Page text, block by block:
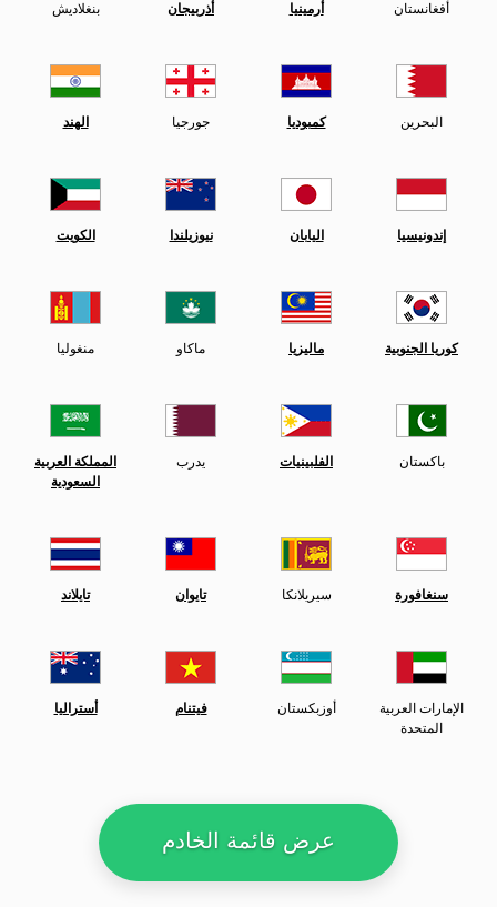
أفغانستان أرمينيا أذربيجان بنغلاديش
البحرين كمبوديا جورجيا الهند
إندونيسيا اليابان نيوزيلندا الكويت
كوريا الجنوبية ماليزيا ماكاو منغوليا
باكستان الفلبينيات يدرب
المملكة العربية
السعودية
سنغافورة سيريلانكا تايوان تايلاند
الإمارات العربية
المتحدة
أوزبكستان فيتنام أستراليا
عرض قائمة الخادم